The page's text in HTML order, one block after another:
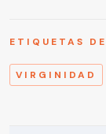
ETIQUETAS
VIRGINIDAD